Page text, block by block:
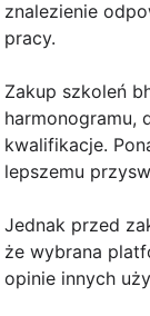
znalezienie
pracy.
Zakup szkoleń
harmonogramu,
kwalifikacje.
lepszemu
Jednak przed
że wybrana
opinie innych